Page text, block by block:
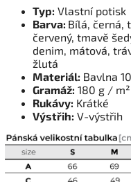
Typ: Vlastní potisk
Barva: Bílá, černá,
červený, tmavě
denim, mátová,
žlutá
Materiál: Bavlna
Gramáž: 180 g / m²
Rukávy: Krátké
Výstřih: V-výstřih